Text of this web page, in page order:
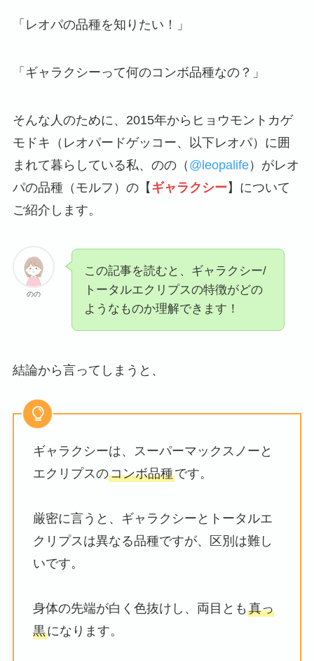
「レオパの品種を知りたい！」
「ギャラクシーって何のコンボ品種なの？」
そんな人のために、2015年からヒョウモントカゲ
モドキ（レオパードゲッコー、以下レオパ）に囲
まれて暮らしている私、のの（ @leopalife）がレオ
パの品種（モルフ）の【 ギャラクシー 】について
ご紹介します。
のの
この記事を読むと、ギャラクシー/
トータルエクリプスの特徴がどの
ようなものか理解できます！
結論から言ってしまうと、
ギャラクシーは、スーパーマックスノーと
エクリプスのコンボ品種です。
厳密に言うと、ギャラクシーとトータルエ
クリプスは異なる品種ですが、区別は難し
いです。
身体の先端が白く色抜けし、両目とも 真っ
黒になります。